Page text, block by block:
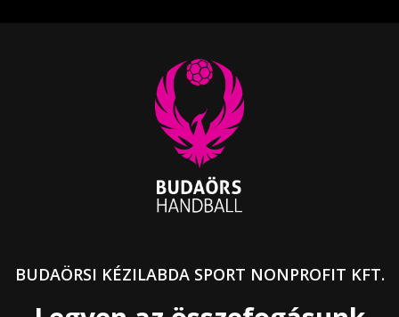
BUDAÖRSI KÉZILABDA SPORT NONPROFIT KFT.